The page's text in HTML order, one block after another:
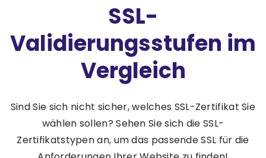
SSL-
Validierungsstufen im
Vergleich
Sind Sie sich nicht sicher, welches SSL-Zertifikat Sie
wählen sollen? Sehen Sie sich die SSL-
Zertifikatstypen an, um das passende SSL für die